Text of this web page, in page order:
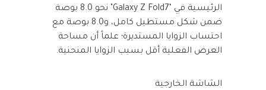
الرئيسية في ‘Galaxy Z Fold7’ نحو 8.0 بوصة
ضمن شكل مستطيل كامل، و8.0 بوصة مع
احتساب الزوايا المستديرة؛ علماً أن مساحة
العرض الفعلية أقل بسبب الزوايا المنحنية.
الشاشة الخارجية